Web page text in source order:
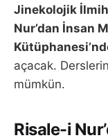
Jinekolojik
Nur’dan İnsan
açacak.
mümkün.
Risale-i